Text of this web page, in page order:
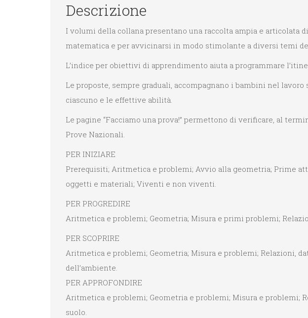
Descrizione
I volumi della collana presentano una raccolta ampia e
matematica e per avvicinarsi in modo stimolante a diversi temi
L’indice per obiettivi di apprendimento aiuta a programmare
Le proposte, sempre graduali, accompagnano i bambini nel
ciascuno e le effettive abilità.
Le pagine “Facciamo una prova!” permettono di verificare, al
Prove Nazionali.
PER INIZIARE
Prerequisiti; Aritmetica e problemi; Avvio alla geometria; Prime
oggetti e materiali; Viventi e non viventi.
PER PROGREDIRE
Aritmetica e problemi; Geometria; Misura e primi problemi;
PER SCOPRIRE
Aritmetica e problemi; Geometria; Misura e problemi; Relazioni,
dell’ambiente.
PER APPROFONDIRE
Aritmetica e problemi; Geometria e problemi; Misura e problemi;
suolo.